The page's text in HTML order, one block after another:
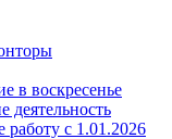
в воскресенье
деятельность
с 1.01.2026